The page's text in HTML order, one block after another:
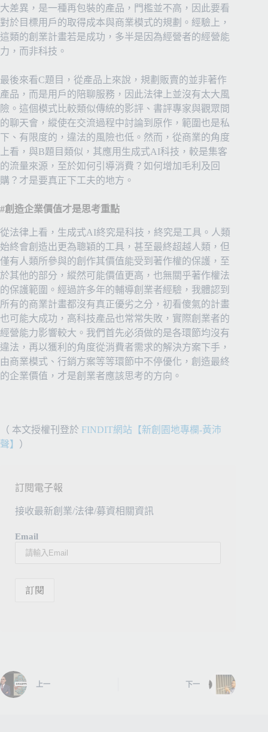
大差異，是一種再包裝的產品，門檻並不高，因此要看
對於目標用戶的取得成本與商業模式的規劃。經驗上，
這類的創業計畫若是成功，多半是因為經營者的經營能
力，而非科技。
最後來看C題目，從產品上來說，規劃販賣的並非著作
產品，而是用戶的陪聊服務，因此法律上並沒有太大風
險。這個模式比較類似傳統的影評、書評專家與觀眾間
的聊天會，縱使在交流過程中討論到原作，範圍也是私
下、有限度的，違法的風險也低。然而，從商業的角度
上看，與B題目類似，其應用生成式AI科技，較是集客
的流量來源，至於如何引導消費？如何增加毛利及回
購？才是要真正下工夫的地方。
#創造企業價值才是思考重點
從法律上看，生成式AI終究是科技，終究是工具。人類
始終會創造出更為聰穎的工具，甚至最終超越人類，但
僅有人類所參與的創作其價值能受到著作權的保護，至
於其他的部分，縱然可能價值更高，也無關乎著作權法
的保護範圍。經過許多年的輔導創業者經驗，我體認到
所有的商業計畫都沒有真正優劣之分，初看傻氣的計畫
也可能大成功，高科技產品也常常失敗，實際創業者的
經營能力影響較大。我們首先必須做的是各環節均沒有
違法，再以獲利的角度從消費者需求的解決方案下手，
由商業模式、行銷方案等等環節中不停優化，創造最終
的企業價值，才是創業者應該思考的方向。
（ 本文授權刊登於 FINDIT網站【新創園地專欄-黃沛
聲】
）
訂閱電子報
接收最新創業/法律/募資相關資訊
Email
上一 下一